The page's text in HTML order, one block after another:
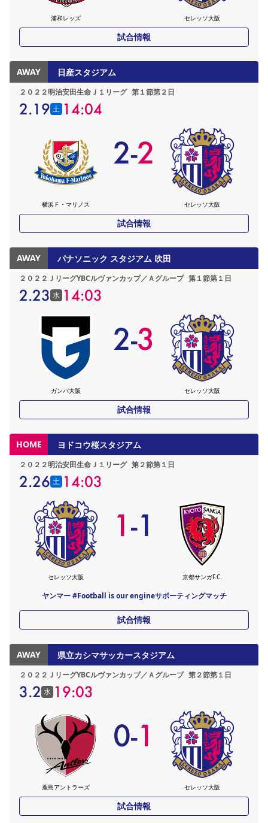
浦和レッズ セレッソ大阪
試合情報
AWAY 日産スタジアム
２０２２明治安田生命Ｊ１リーグ 第１節第２日
2.19 土 14:04
横浜Ｆ・マリノス
2-2
セレッソ大阪
試合情報
AWAY パナソニック スタジアム 吹田
２０２２ＪリーグYBCルヴァンカップ／Ａグループ 第１節第１日
2.23 水 14:03
ガンバ大阪
2-3
セレッソ大阪
試合情報
HOME ヨドコウ桜スタジアム
２０２２明治安田生命Ｊ１リーグ 第２節第１日
2.26 土 14:03
セレッソ大阪
1-1
京都サンガF.C.
ヤンマー #Football is our engineサポーティングマッチ
試合情報
AWAY 県立カシマサッカースタジアム
２０２２ＪリーグYBCルヴァンカップ／Ａグループ 第２節第１日
3.2 水 19:03
鹿島アントラーズ
0-1
セレッソ大阪
試合情報